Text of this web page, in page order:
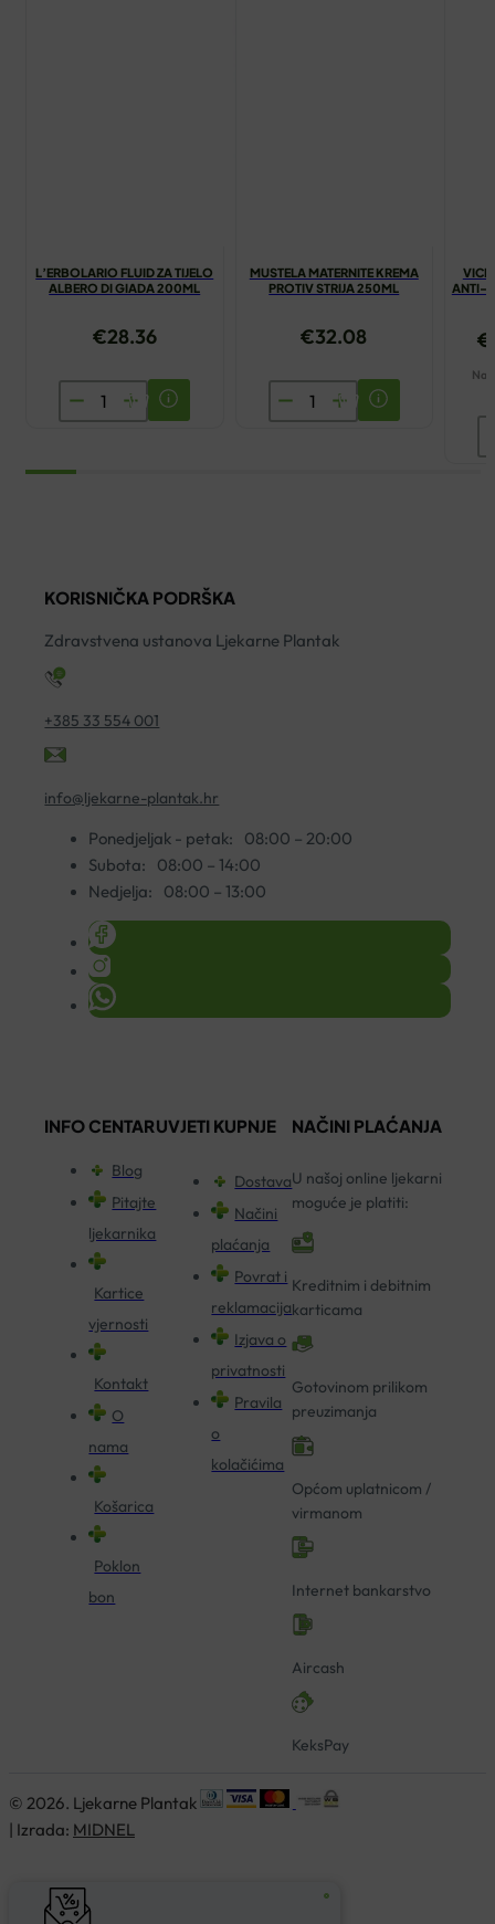
L’ERBOLARIO FLUID ZA TIJELO
ALBERO DI GIADA 200ML
€28.36
L’ERBOLARIO
FLUID
200ML
MUSTELA MATERNITE KREMA
PROTIV STRIJA 250ML
€32.08
MUSTELA
MATERNITE
ANTI-
€
KORISNIČKA PODRŠKA
Zdravstvena ustanova Ljekarne Plantak
+385 33 554 001
info@ljekarne-plantak.hr
Ponedjeljak - petak:
08:00 – 20:00
Subota:
08:00 – 14:00
Nedjelja:
08:00 – 13:00
INFO CENTAR
Blog
Pitajte
ljekarnika
Kartice
vjernosti
Kontakt
O
nama
Košarica
Poklon
bon
UVJETI KUPNJE
Dostava
Načini
plaćanja
Povrat i
reklamacija
Izjava o
privatnosti
Pravila
o
kolačićima
NAČINI PLAĆANJA
U našoj online ljekarni
moguće je platiti:
Kreditnim i debitnim
karticama
Gotovinom prilikom
preuzimanja
Općom uplatnicom /
virmanom
Internet bankarstvo
Aircash
KeksPay
© 2026. Ljekarne Plantak
| Izrada: MIDNEL